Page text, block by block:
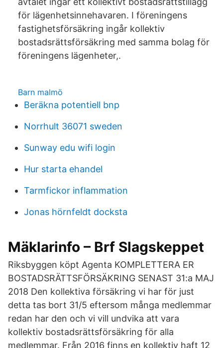
för lägenhetsinnehavaren. I föreningens
fastighetsförsäkring ingår kollektiv
bostadsrättsförsäkring med samma bolag för
föreningens lägenheter,.
Barn malmö
Beräkna potentiell bnp
Norrhult 36071 sweden
Sunway edu wifi login
Hur starta ehandel
Tarmfickor inflammation
Jonas hörnfeldt docksta
Mäklarinfo – Brf Slagskeppet
Riksbyggen köpt Agenta KOMPLETTERA ER
BOSTADSRÄTTSFÖRSÄKRING SENAST 31:a MAJ
2018 Den kollektiva försäkring vi har för just
detta tas bort 31/5 eftersom många medlemmar
redan har den och vi vill undvika att vara
kollektiv bostadsrättsförsäkring för alla
medlemmar. Från 2016 finns en kollektiv haft 12